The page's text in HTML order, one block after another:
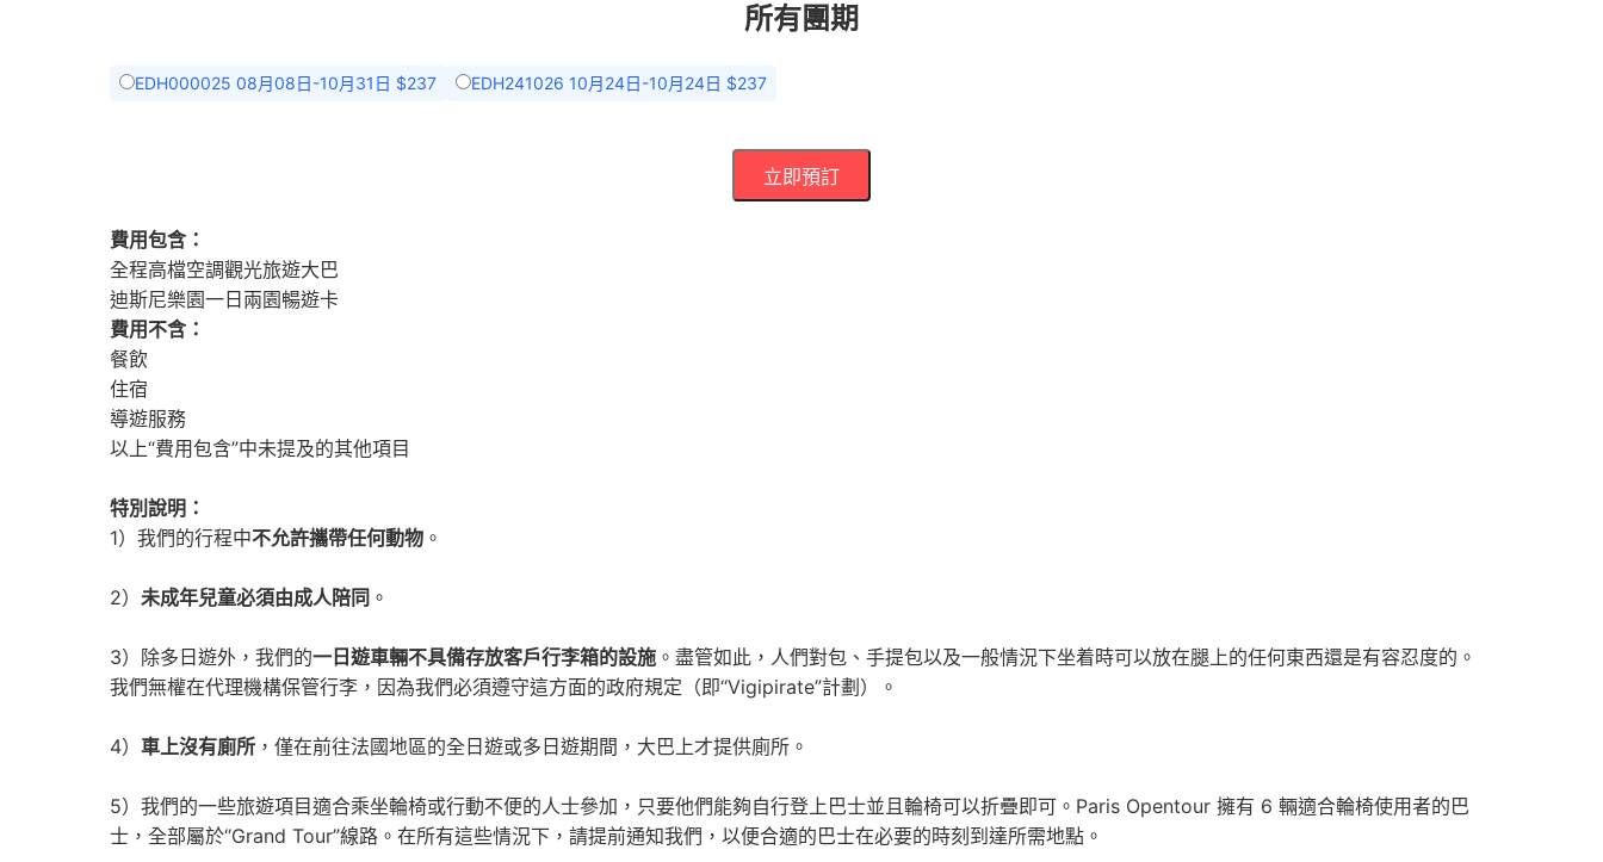
所有團期
EDH000025 08月08日-10月31日 $237 EDH241026 10月24日-10月24日 $237
立即預訂
費用包含：
全程高檔空調觀光旅遊大巴
迪斯尼樂園一日兩園暢遊卡
費用不含：
餐飲
住宿
導遊服務
以上“費用包含”中未提及的其他項目
特別說明：
1）我們的行程中不允許攜帶任何動物 。
2） 未成年兒童必須由成人陪同 。
3）除多日遊外，我們的一日遊車輛不具備存放客戶行李箱的設施 。盡管如此，人們對包、手提包以及一般情況下坐着時可以放在腿上的任何東西還是有容忍度的。
我們無權在代理機構保管行李，因為我們必須遵守這方面的政府規定（即“Vigipirate”計劃）。
4） 車上沒有廁所 ，僅在前往法國地區的全日遊或多日遊期間，大巴上才提供廁所。
5）我們的一些旅遊項目適合乘坐輪椅或行動不便的人士參加，只要他們能夠自行登上巴士並且輪椅可以折疊即可。Paris Opentour 擁有 6 輛適合輪椅使用者的巴
士，全部屬於“Grand Tour”線路。在所有這些情況下，請提前通知我們，以便合適的巴士在必要的時刻到達所需地點。